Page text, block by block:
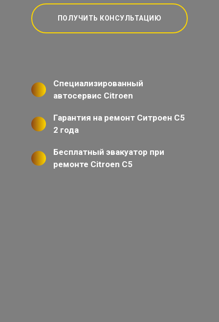
ПОЛУЧИТЬ КОНСУЛЬТАЦИЮ
Специализированный
автосервис Citroen
Гарантия на ремонт Ситроен С5
2 года
Бесплатный эвакуатор при
ремонте Citroen C5